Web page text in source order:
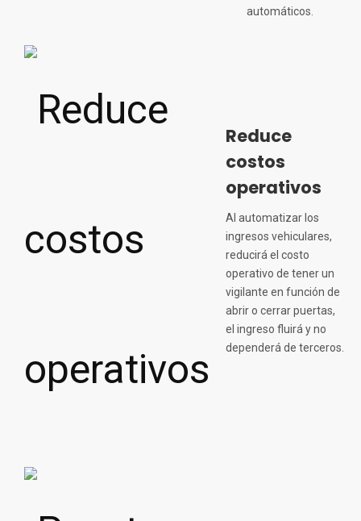
automáticos.
Reduce
costos
operativos
Al automatizar los
ingresos vehiculares,
reducirá el costo
operativo de tener un
vigilante en función de
abrir o cerrar puertas,
el ingreso fluirá y no
dependerá de terceros.